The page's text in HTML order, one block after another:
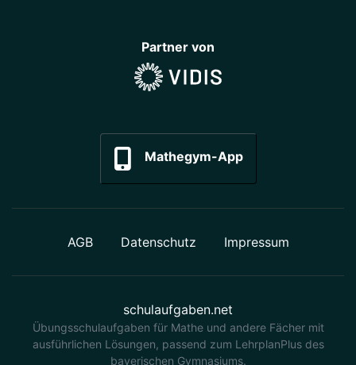
Partner von
Mathegym-App
AGB Datenschutz Impressum
schulaufgaben.net
Übungsschulaufgaben für Mathe und andere Fächer mit
ausführlichen Lösungen, passend zum LehrplanPlus des
bayerischen Gymnasiums.